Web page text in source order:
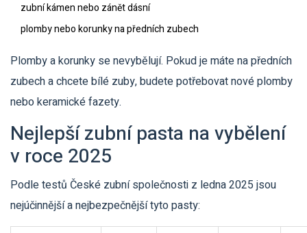
zubní kámen nebo zánět dásní
plomby nebo korunky na předních zubech
Plomby a korunky se nevybělují. Pokud je máte na předních
zubech a chcete bílé zuby, budete potřebovat nové plomby
nebo keramické fazety.
Nejlepší zubní pasta na vybělení
v roce 2025
Podle testů České zubní společnosti z ledna 2025 jsou
nejúčinnější a nejbezpečnější tyto pasty: